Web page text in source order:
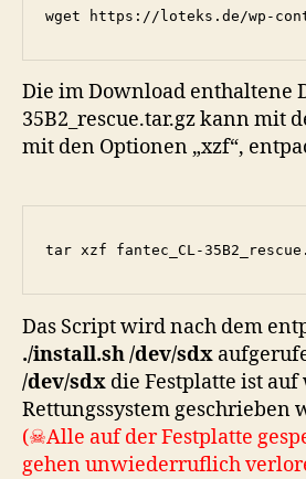
wget https://loteks.de/wp-
Die im Download enthaltene
35B2_rescue.tar.gz kann mit
mit den Optionen „xzf“,
tar xzf fantec_CL-
Das Script wird nach dem
./install.sh /dev/sdx
/dev/sdx die Festplatte ist auf
Rettungssystem geschrieben
(☠Alle auf der Festplatte
gehen unwiederruflich